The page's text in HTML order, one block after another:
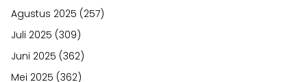
Agustus 2025 (257)
Juli 2025 (309)
Juni 2025 (362)
Mei 2025 (362)